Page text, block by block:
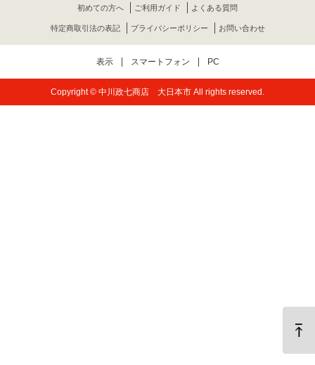
初めての方へ ご利用ガイド よくある質問
特定商取引法の表記 プライバシーポリシー お問い合わせ
表示 スマートフォン PC
Copyright © 中川政七商店 大日本市 All rights reserved.